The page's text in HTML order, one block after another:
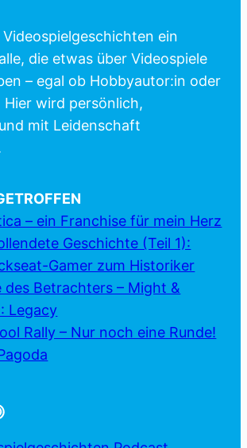
ein
die etwas über Videospiele
– egal ob Hobbyautor:in oder
wird persönlich,
mit Leidenschaft
– ein Franchise für mein Herz
Geschichte (Teil 1):
Gamer zum Historiker
des Betrachters – Might &
Legacy
Rally – Nur noch eine Runde!